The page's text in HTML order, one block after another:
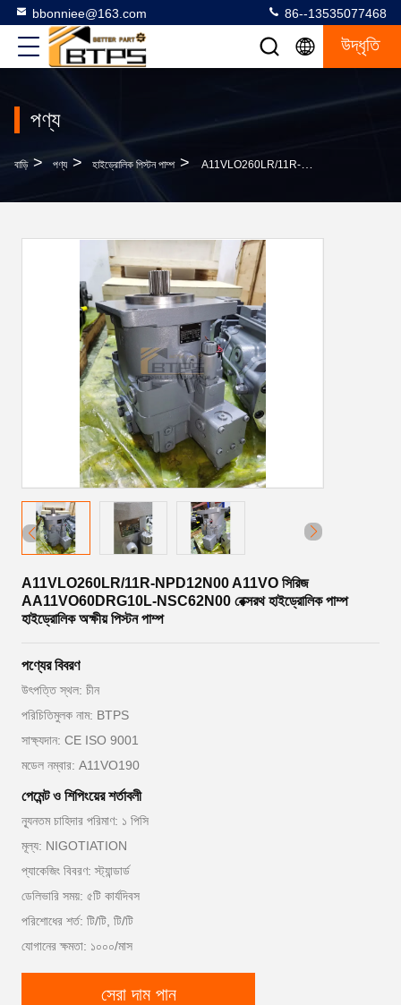
bbonniee@163.com 86--13535077468
উদ্ধৃতি
পণ্য
বাড়ি > পণ্য > হাইড্রোলিক পিস্টন পাম্প > A11VLO260LR/11R-NPD12N00 A11VO সিরিজ AA11VO60DRG10L-NSC62N00 রেক্সরথ হাইড্রোলিক পাম্প হাইড্রোলিক অক্ষীয় পিস্টন পাম্প
A11VLO260LR/11R-NPD12N00 A11VO সিরিজ
AA11VO60DRG10L-NSC62N00 রেক্সরথ হাইড্রোলিক পাম্প
হাইড্রোলিক অক্ষীয় পিস্টন পাম্প
পণ্যের বিবরণ
উৎপত্তি স্থল: চীন
পরিচিতিমুলক নাম: BTPS
সাক্ষ্যদান: CE ISO 9001
মডেল নম্বার: A11VO190
পেমেন্ট ও শিপিংয়ের শর্তাবলী
ন্যূনতম চাহিদার পরিমাণ: ১ পিসি
মূল্য: NIGOTIATION
প্যাকেজিং বিবরণ: স্ট্যান্ডার্ড
ডেলিভারি সময়: ৫টি কার্যদিবস
পরিশোধের শর্ত: টি/টি, টি/টি
যোগানের ক্ষমতা: ১০০০/মাস
সেরা দাম পান